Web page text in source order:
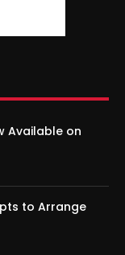
Available on
to Arrange